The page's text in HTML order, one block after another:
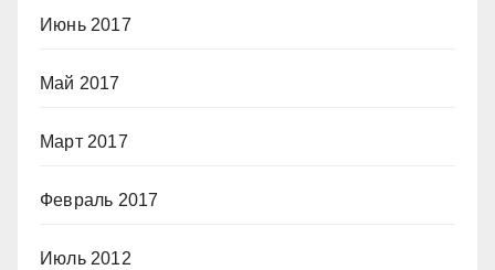
Июнь 2017
Май 2017
Март 2017
Февраль 2017
Июль 2012